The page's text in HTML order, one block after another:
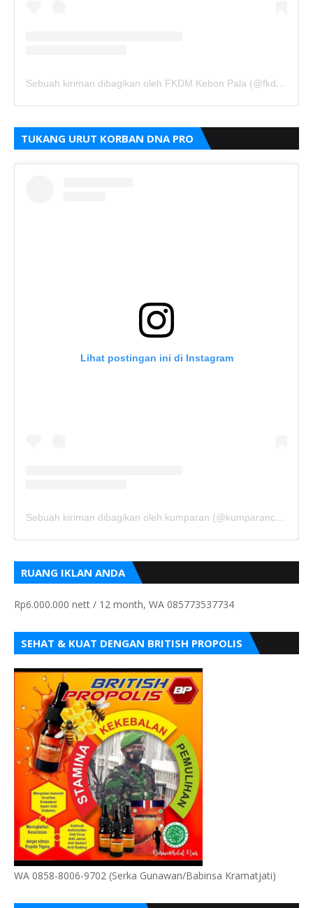
Sebuah kiriman dibagikan oleh FKDM Kebon Pala (@fkdm_kebonpala)
TUKANG URUT KORBAN DNA PRO
Lihat postingan ini di Instagram
Sebuah kiriman dibagikan oleh kumparan (@kumparancom)
RUANG IKLAN ANDA
Rp6.000.000 nett / 12 month, WA 085773537734
SEHAT & KUAT DENGAN BRITISH PROPOLIS
WA 0858-8006-9702 (Serka Gunawan/Babinsa Kramatjati)